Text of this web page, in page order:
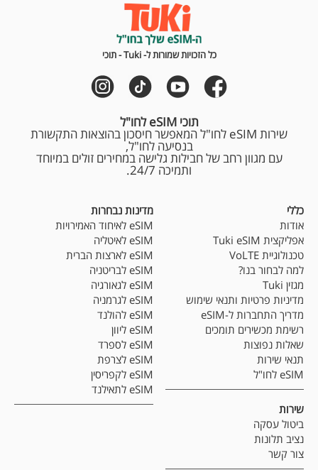
כל הזכויות שמורות ל- Tuki - תוכי
תוכי eSIM לחו"ל
שירות eSIM לחו"ל המאפשר חיסכון בהוצאות התקשורת
בנסיעה לחו"ל,
עם מגוון רחב של חבילות גלישה במחירים זולים במיוחד
ותמיכה 24/7.
כללי
אודות
אפליקצית Tuki eSIM
טכנולוגיית VoLTE
למה לבחור בנו?
מגזין Tuki
מדיניות פרטיות ותנאי שימוש
מדריך התחברות ל-eSIM
רשימת מכשירים תומכים
שאלות נפוצות
תנאי שירות
eSIM לחו"ל
שירות
ביטול עסקה
נציב תלונות
צור קשר
מדינות נבחרות
eSIM לאיחוד האמירויות
eSIM לאיטליה
eSIM לארצות הברית
eSIM לבריטניה
eSIM לגאורגיה
eSIM לגרמניה
eSIM להולנד
eSIM ליוון
eSIM לספרד
eSIM לצרפת
eSIM לקפריסין
eSIM לתאילנד